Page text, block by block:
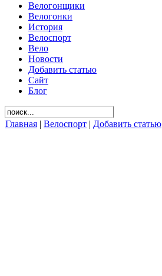
Велогонщики
Велогонки
История
Велоспорт
Вело
Новости
Добавить статью
Сайт
Блог
Главная | Велоспорт | Добавить статью